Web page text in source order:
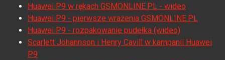
Huawei P9 w rękach GSMONLINE.PL - wideo
Huawei P9 - pierwsze wrażenia GSMONLINE.PL
Huawei P9 - rozpakowanie pudełka (wideo)
Scarlett Johannson i Henry Cavill w kampanii Huawei
P9